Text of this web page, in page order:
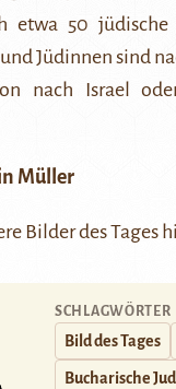
etwa 50 jüdische
Jüdinnen sind
nach Israel
Müller
Bilder des Tages
SCHLAGWÖRTER
Bild des Tages
Bucharische